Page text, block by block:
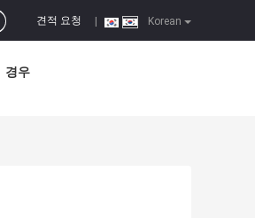
Korean
견적 요청
경우